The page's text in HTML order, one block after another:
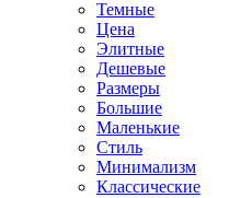
Темные
Цена
Элитные
Дешевые
Размеры
Большие
Маленькие
Стиль
Минимализм
Классические